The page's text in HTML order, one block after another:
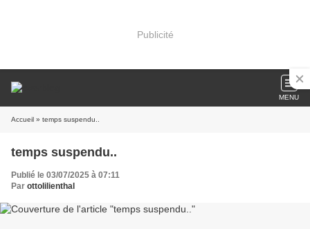
Publicité
MENU
Accueil » temps suspendu..
temps suspendu..
Publié le 03/07/2025 à 07:11
Par ottolilienthal